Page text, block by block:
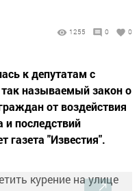
1255 0 0
к депутатам с
называемый закон о
от воздействия
последствий
газета "Известия".